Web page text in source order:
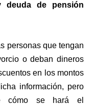
deuda de pensión
personas que tengan
o deban dineros
en los montos
información, pero
cómo se hará el